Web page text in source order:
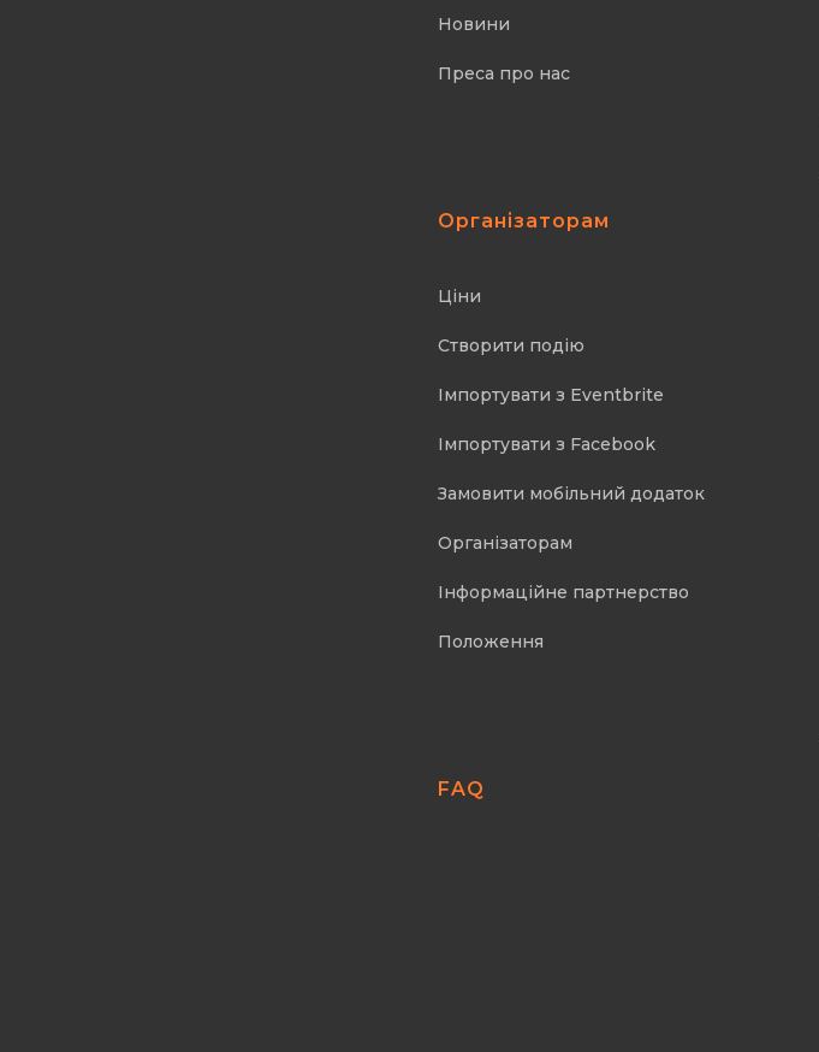
Новини
Преса про нас
Організаторам
Ціни
Створити подію
Імпортувати з Eventbrite
Імпортувати з Facebook
Замовити мобільний додаток
Організаторам
Інформаційне партнерство
Положення
FAQ